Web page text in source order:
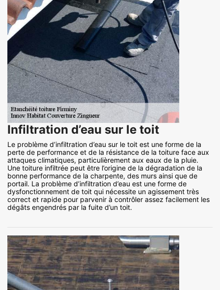
Infiltration d’eau sur le toit
Le problème d’infiltration d’eau sur le toit est une forme de la
perte de performance et de la résistance de la toiture face aux
attaques climatiques, particulièrement aux eaux de la pluie.
Une toiture infiltrée peut être l’origine de la dégradation de la
bonne performance de la charpente, des murs ainsi que de
portail. La problème d’infiltration d’eau est une forme de
dysfonctionnement de toit qui nécessite un agissement très
correct et rapide pour parvenir à contrôler assez facilement les
dégâts engendrés par la fuite d’un toit.